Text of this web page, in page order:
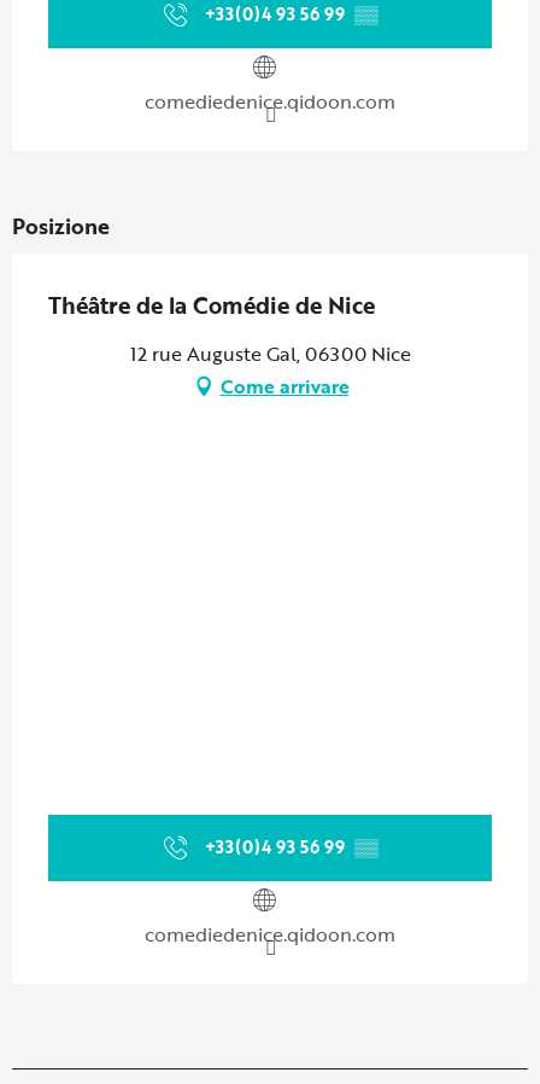
+33(0)4 93 56 99 ▒▒
comediedenice.qidoon.com
Posizione
Théâtre de la Comédie de Nice
12 rue Auguste Gal, 06300 Nice
Come arrivare
+33(0)4 93 56 99 ▒▒
comediedenice.qidoon.com